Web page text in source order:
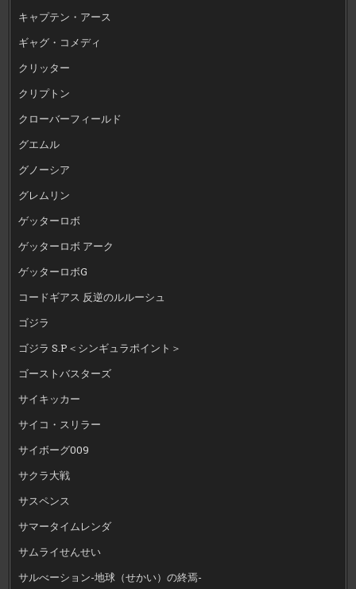
キャプテン・アース
ギャグ・コメディ
クリッター
クリプトン
クローバーフィールド
グエムル
グノーシア
グレムリン
ゲッターロボ
ゲッターロボ アーク
ゲッターロボG
コードギアス 反逆のルルーシュ
ゴジラ
ゴジラ S.P＜シンギュラポイント＞
ゴーストバスターズ
サイキッカー
サイコ・スリラー
サイボーグ009
サクラ大戦
サスペンス
サマータイムレンダ
サムライせんせい
サルべーション-地球（せかい）の終焉-